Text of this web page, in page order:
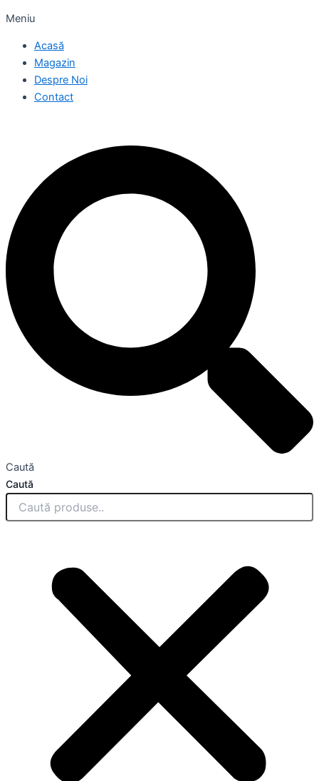
Meniu
Acasă
Magazin
Despre Noi
Contact
Caută
Caută